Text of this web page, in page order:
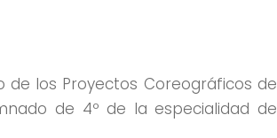
los Proyectos Coreográficos de
de 4º de la especialidad de